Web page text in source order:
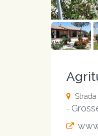
-